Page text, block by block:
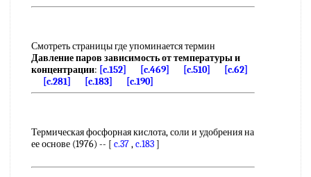
Смотреть страницы где упоминается термин
Давление паров зависимость от температуры и
концентрации: [c.152] [c.469] [c.510]
[c.62]
[c.281]
[c.183] [c.190]
Термическая фосфорная кислота, соли и удобрения на
ее основе (1976) -- [ c.37,c.183]